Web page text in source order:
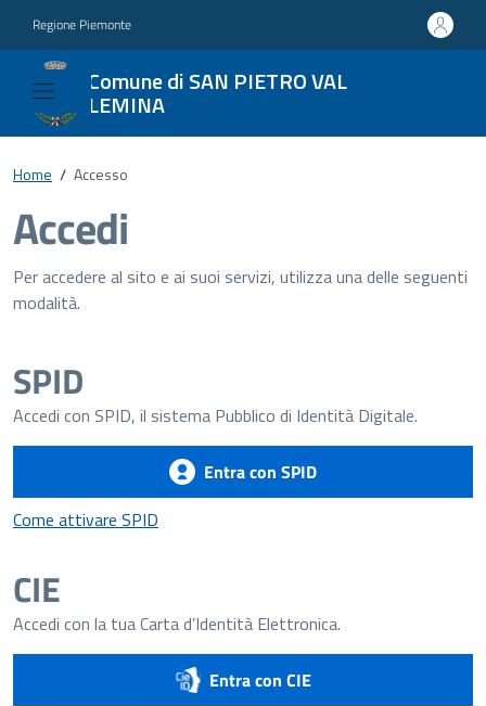
Regione Piemonte
Comune di SAN PIETRO VAL
LEMINA
Home / Accesso
Accedi
Per accedere al sito e ai suoi servizi, utilizza una delle seguenti
modalità.
SPID
Accedi con SPID, il sistema Pubblico di Identità Digitale.
Entra con SPID
Come attivare SPID
CIE
Accedi con la tua Carta d’Identità Elettronica.
Entra con CIE